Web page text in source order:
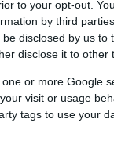
to your opt-out.
by third
disclosed by us to
disclose it to other
or more Google
visit or usage
tags to use your
két albuma is
melyről az Every Age
gitárral az
helyén, az